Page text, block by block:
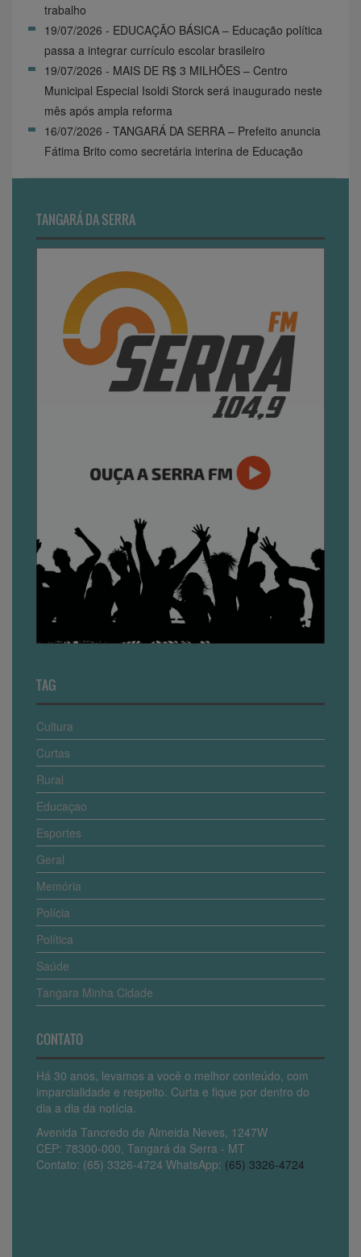
trabalho
19/07/2026 - EDUCAÇÃO BÁSICA – Educação política
passa a integrar currículo escolar brasileiro
19/07/2026 - MAIS DE R$ 3 MILHÕES – Centro
Municipal Especial Isoldi Storck será inaugurado neste
mês após ampla reforma
16/07/2026 - TANGARÁ DA SERRA – Prefeito anuncia
Fátima Brito como secretária interina de Educação
TANGARÁ DA SERRA
TAG
Cultura
Curtas
Rural
Educaçao
Esportes
Geral
Memória
Polícia
Política
Saúde
Tangara Minha Cidade
CONTATO
Há 30 anos, levamos a você o melhor conteúdo, com
imparcialidade e respeito. Curta e fique por dentro do
dia a dia da notícia.
Avenida Tancredo de Almeida Neves, 1247W
CEP: 78300-000, Tangará da Serra - MT
Contato: (65) 3326-4724 WhatsApp: (65) 3326-4724